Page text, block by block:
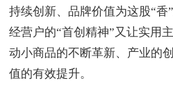
持续创新、品牌价值为这股“香
经营户的“首创精神”又让实用
动小商品的不断革新、产业的
值的有效提升。